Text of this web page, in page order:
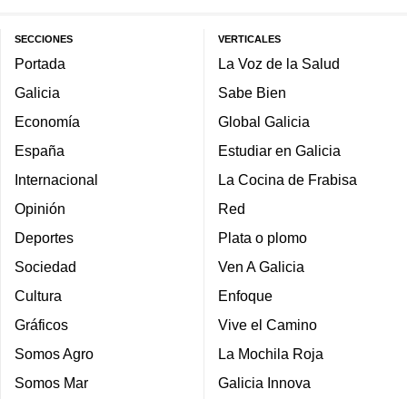
SECCIONES
Portada
Galicia
Economía
España
Internacional
Opinión
Deportes
Sociedad
Cultura
Gráficos
Somos Agro
Somos Mar
VERTICALES
La Voz de la Salud
Sabe Bien
Global Galicia
Estudiar en Galicia
La Cocina de Frabisa
Red
Plata o plomo
Ven A Galicia
Enfoque
Vive el Camino
La Mochila Roja
Galicia Innova